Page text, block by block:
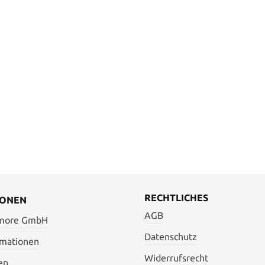
GmbH
RECHTLICHES
AGB
Datenschutz
Widerrufsrecht